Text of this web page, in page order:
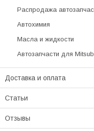
Распродажа
Автохимия
Масла и жидкости
Автозапчасти для
Доставка и оплата
Статьи
Отзывы